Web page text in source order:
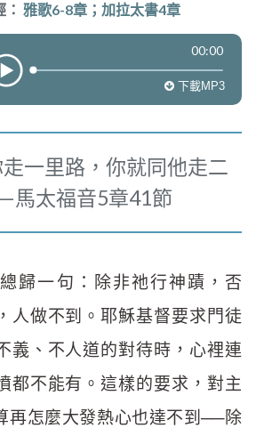
雅歌6-8章；加拉太書4章
00:00
下載MP3
一里路，你就同他走二
馬太福音5章41節
歸一句：除非祂行神蹟，否
人做不到。耶穌基督要求門徒
義、不人道的對待時，心裡連
都不能有。這樣的要求，對主
再怎麼大發熱心也達不到──除